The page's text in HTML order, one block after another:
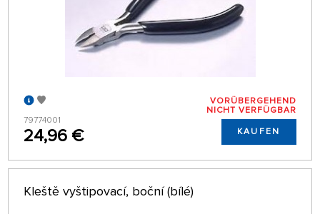
79774001
24,96 €
VORÜBERGEHEND
NICHT VERFÜGBAR
KAUFEN
Kleště vyštipovací, boční (bílé)